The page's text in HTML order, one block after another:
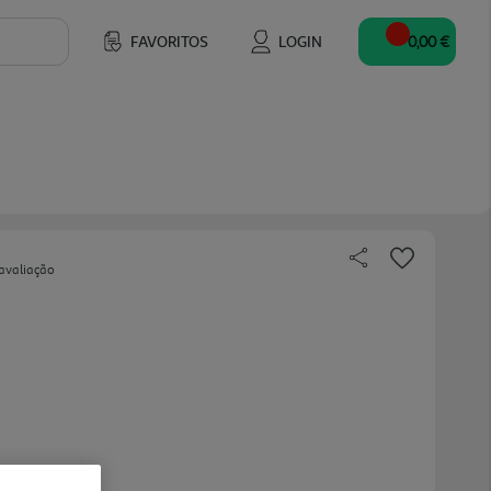
FAVORITOS LOGIN 0,00 €